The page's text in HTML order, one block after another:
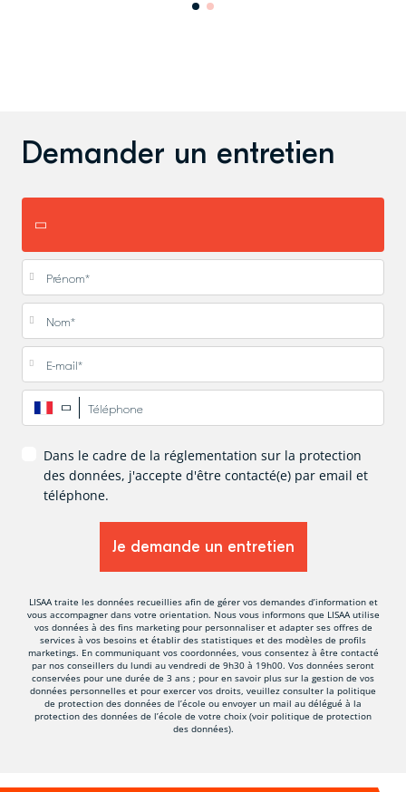
Demander un entretien
Prénom
Nom
E-mail
Téléphone
Dans le cadre de la réglementation sur la protection
des données, j'accepte d'être contacté(e) par email et
téléphone.
LISAA traite les données recueillies afin de gérer vos demandes d’information et
vous accompagner dans votre orientation. Nous vous informons que LISAA utilise
vos données à des fins marketing pour personnaliser et adapter ses offres de
services à vos besoins et établir des statistiques et des modèles de profils
marketings. En communiquant vos coordonnées, vous consentez à être contacté
par nos conseillers du lundi au vendredi de 9h30 à 19h00. Vos données seront
conservées pour une durée de 3 ans ; pour en savoir plus sur la gestion de vos
données personnelles et pour exercer vos droits, veuillez consulter la politique
de protection des données de l’école ou envoyer un mail au délégué à la
protection des données de l’école de votre choix (voir politique de protection
des données).